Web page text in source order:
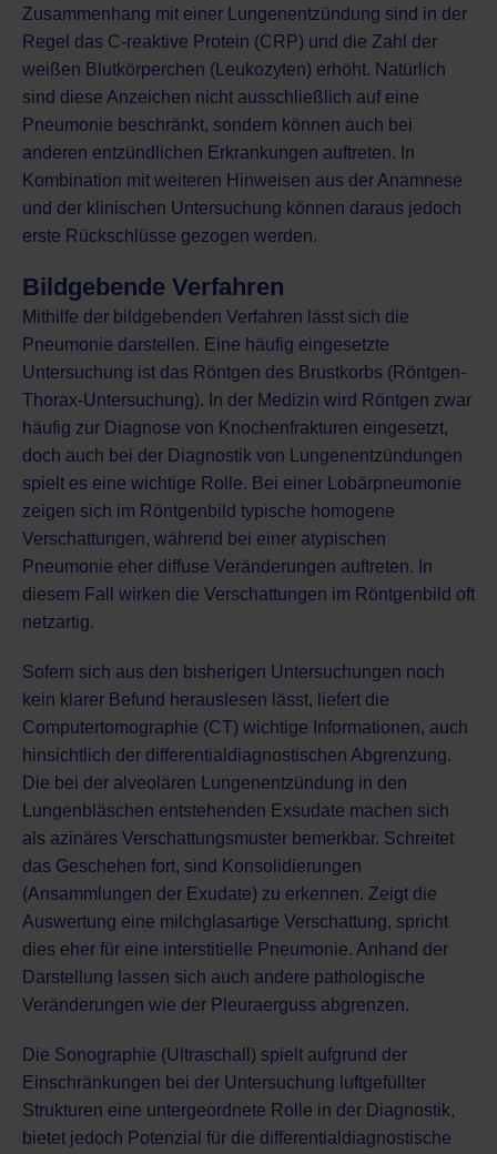
Zusammenhang mit einer Lungenentzündung sind in der
Regel das C-reaktive Protein (CRP) und die Zahl der
weißen Blutkörperchen (Leukozyten) erhöht. Natürlich
sind diese Anzeichen nicht ausschließlich auf eine
Pneumonie beschränkt, sondern können auch bei
anderen entzündlichen Erkrankungen auftreten. In
Kombination mit weiteren Hinweisen aus der Anamnese
und der klinischen Untersuchung können daraus jedoch
erste Rückschlüsse gezogen werden.
Bildgebende Verfahren
Mithilfe der bildgebenden Verfahren lässt sich die
Pneumonie darstellen. Eine häufig eingesetzte
Untersuchung ist das Röntgen des Brustkorbs (Röntgen-
Thorax-Untersuchung). In der Medizin wird Röntgen zwar
häufig zur Diagnose von Knochenfrakturen eingesetzt,
doch auch bei der Diagnostik von Lungenentzündungen
spielt es eine wichtige Rolle. Bei einer Lobärpneumonie
zeigen sich im Röntgenbild typische homogene
Verschattungen, während bei einer atypischen
Pneumonie eher diffuse Veränderungen auftreten. In
diesem Fall wirken die Verschattungen im Röntgenbild oft
netzartig.
Sofern sich aus den bisherigen Untersuchungen noch
kein klarer Befund herauslesen lässt, liefert die
Computertomographie (CT) wichtige Informationen, auch
hinsichtlich der differentialdiagnostischen Abgrenzung.
Die bei der alveolären Lungenentzündung in den
Lungenbläschen entstehenden Exsudate machen sich
als azinäres Verschattungsmuster bemerkbar. Schreitet
das Geschehen fort, sind Konsolidierungen
(Ansammlungen der Exudate) zu erkennen. Zeigt die
Auswertung eine milchglasartige Verschattung, spricht
dies eher für eine interstitielle Pneumonie. Anhand der
Darstellung lassen sich auch andere pathologische
Veränderungen wie der Pleuraerguss abgrenzen.
Die Sonographie (Ultraschall) spielt aufgrund der
Einschränkungen bei der Untersuchung luftgefüllter
Strukturen eine untergeordnete Rolle in der Diagnostik,
bietet jedoch Potenzial für die differentialdiagnostische